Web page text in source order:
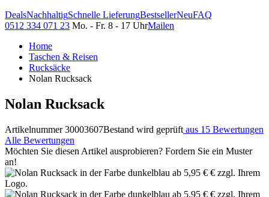
DealsNachhaltigSchnelle LieferungBestsellerNeuFAQ
0512 334 071 23 Mo. - Fr. 8 - 17 UhrMailen
Home
Taschen & Reisen
Rucksäcke
Nolan Rucksack
Nolan Rucksack
Artikelnummer 30003607Bestand wird geprüft aus 15 Bewertungen
Alle Bewertungen
Möchten Sie diesen Artikel ausprobieren? Fordern Sie ein Muster
an!